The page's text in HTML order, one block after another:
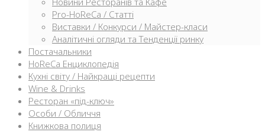
Pro-HoReCa / Статті
Виставки / Конкурси / Майстер-класи
Аналітичні огляди та Тенденції ринку
Постачальники
HoReCa Енциклопедія
Кухні світу / Найкращі рецепти
Wine & Drinks
Ресторан «під-ключ»
Особи / Обличчя
Книжкова полиця